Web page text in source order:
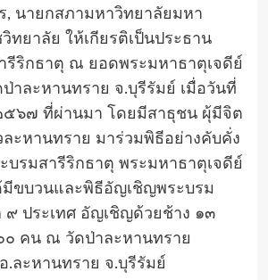
, นายกสภามหาวิทยาลัยมหา
ทยาลัย ให้เกียรติเป็นประธาน
รีริกธาตุ ณ ยอดพระมหาธาตุเจดีย์
าละหานทราย จ.บุรีรัมย์ เมื่อวันที่
๖๗ ที่ผ่านมา โดยมีสาธุชน ผุ้มีจิต
ะหานทราย มาร่วมพิธีอย่างคับคั่ง
บรมสารีริกธาตุ พระมหาธาตุเจดีย์
มีขบวนและพิธีอัญเชิญพระบรม
๙ ประเทศ อัญเชิญด้วยช้าง ๑๓
๐ คน ณ วัดป่าละหานทราย
.ละหานทราย จ.บุรีรัมย์